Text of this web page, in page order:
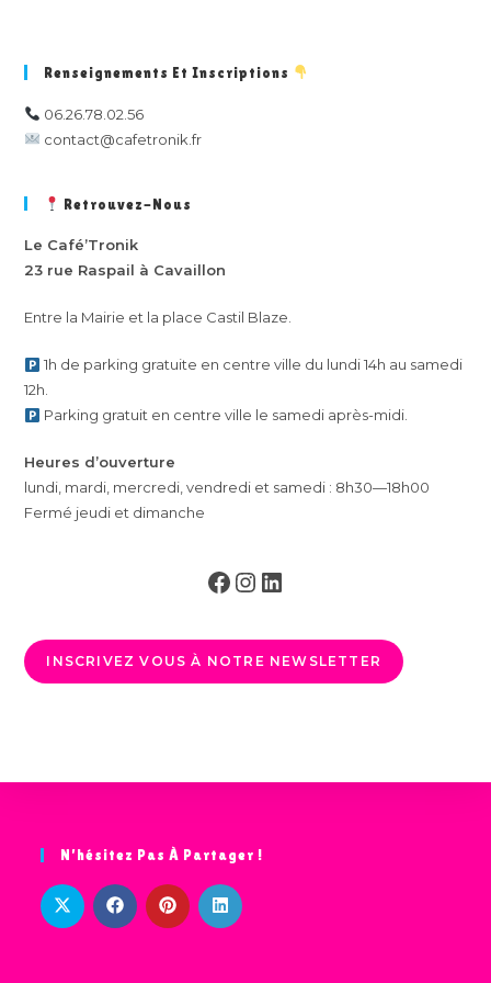
i
o
n
v
n
e
n
t
Renseignements Et Inscriptions
06.26.78.02.56
contact@cafetronik.fr
Retrouvez-Nous
Le Café’Tronik
23 rue Raspail à Cavaillon
Entre la Mairie et la place Castil Blaze.
1h de parking gratuite en centre ville du lundi 14h au samedi
12h.
Parking gratuit en centre ville le samedi après-midi.
Heures d’ouverture
lundi, mardi, mercredi, vendredi et samedi : 8h30—18h00
Fermé jeudi et dimanche
Facebook
Instagram
LinkedIn
INSCRIVEZ VOUS À NOTRE NEWSLETTER
N’hésitez Pas À Partager !